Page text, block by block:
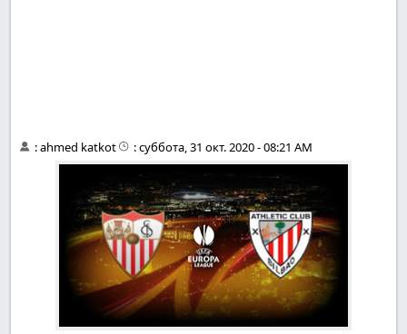
:ahmed katkot :суббота, 31 окт. 2020 - 08:21 AM